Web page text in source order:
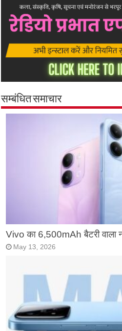
सम्बंधित समाचार
Vivo का 6,500mAh बैटरी वाला
May 13, 2026